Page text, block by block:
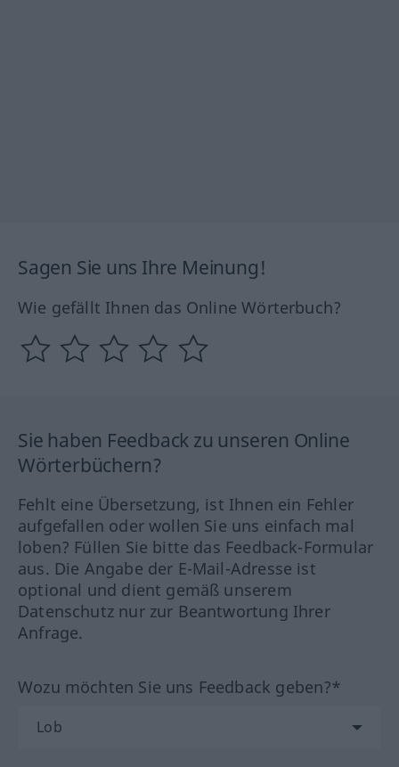
Sagen Sie uns Ihre Meinung!
Wie gefällt Ihnen das Online Wörterbuch?
Sie haben Feedback zu unseren Online
Wörterbüchern?
Fehlt eine Übersetzung, ist Ihnen ein Fehler
aufgefallen oder wollen Sie uns einfach mal
loben? Füllen Sie bitte das Feedback-Formular
aus. Die Angabe der E-Mail-Adresse ist
optional und dient gemäß unserem
Datenschutz nur zur Beantwortung Ihrer
Anfrage.
Wozu möchten Sie uns Feedback geben?*